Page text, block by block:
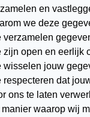
en
we deze
verzamelen
zijn open en eerlijk
wisselen jouw
respecteren dat
ons te laten
manier waarop wij